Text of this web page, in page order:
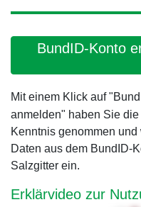
BundID-Konto
Mit einem Klick auf
anmelden" haben Sie die
Kenntnis genommen
Daten aus dem BundID-
Salzgitter ein.
Erklärvideo zur